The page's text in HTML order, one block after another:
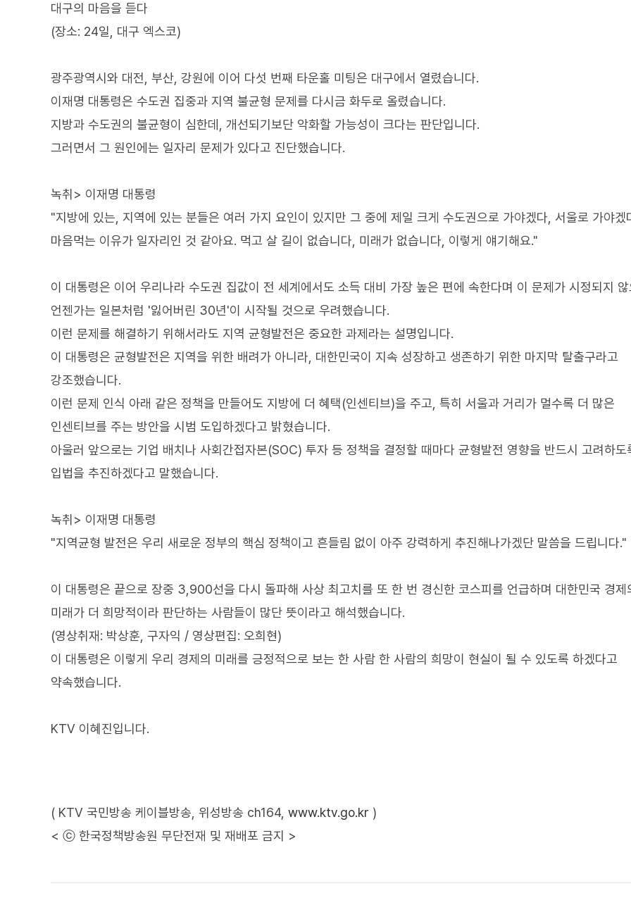
대구의 마음을 듣다
(장소: 24일, 대구 엑스코)
광주광역시와 대전, 부산, 강원에 이어 다섯 번째 타운홀 미팅은 대구에서 열렸습니다.
이재명 대통령은 수도권 집중과 지역 불균형 문제를 다시금 화두로 올렸습니다.
지방과 수도권의 불균형이 심한데, 개선되기보단 악화할 가능성이 크다는 판단입니다.
그러면서 그 원인에는 일자리 문제가 있다고 진단했습니다.
녹취> 이재명 대통령
"지방에 있는, 지역에 있는 분들은 여러 가지 요인이 있지만 그 중에 제일 크게 수도권으로 가야겠다, 서울로 가야겠
마음먹는 이유가 일자리인 것 같아요. 먹고 살 길이 없습니다, 미래가 없습니다, 이렇게 얘기해요."
이 대통령은 이어 우리나라 수도권 집값이 전 세계에서도 소득 대비 가장 높은 편에 속한다며 이 문제가 시정되지
언젠가는 일본처럼 '잃어버린 30년'이 시작될 것으로 우려했습니다.
이런 문제를 해결하기 위해서라도 지역 균형발전은 중요한 과제라는 설명입니다.
이 대통령은 균형발전은 지역을 위한 배려가 아니라, 대한민국이 지속 성장하고 생존하기 위한 마지막 탈출구라고
강조했습니다.
이런 문제 인식 아래 같은 정책을 만들어도 지방에 더 혜택(인센티브)을 주고, 특히 서울과 거리가 멀수록 더 많은
인센티브를 주는 방안을 시범 도입하겠다고 밝혔습니다.
아울러 앞으로는 기업 배치나 사회간접자본(SOC) 투자 등 정책을 결정할 때마다 균형발전 영향을 반드시 고려하도
입법을 추진하겠다고 말했습니다.
녹취> 이재명 대통령
"지역균형 발전은 우리 새로운 정부의 핵심 정책이고 흔들림 없이 아주 강력하게 추진해나가겠단 말씀을 드립니다."
이 대통령은 끝으로 장중 3,900선을 다시 돌파해 사상 최고치를 또 한 번 경신한 코스피를 언급하며 대한민국 경제
미래가 더 희망적이라 판단하는 사람들이 많단 뜻이라고 해석했습니다.
(영상취재: 박상훈, 구자익 / 영상편집: 오희현)
이 대통령은 이렇게 우리 경제의 미래를 긍정적으로 보는 한 사람 한 사람의 희망이 현실이 될 수 있도록 하겠다고
약속했습니다.
KTV 이혜진입니다.
( KTV 국민방송 케이블방송, 위성방송 ch164, www.ktv.go.kr )
< ⓒ 한국정책방송원 무단전재 및 재배포 금지 >